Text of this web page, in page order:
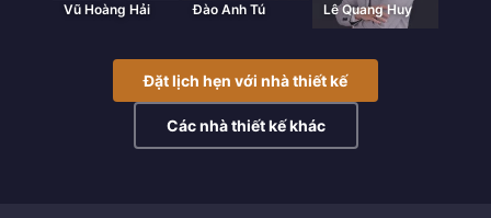
Vũ Hoàng Hải Đào Anh Tú Lê Quang Huy
Đặt lịch hẹn với nhà thiết kế
Các nhà thiết kế khác